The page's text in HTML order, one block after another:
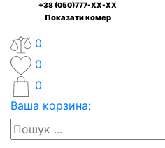
+38 (050)777-XX-XX
Показати номер
0
0
0
Ваша корзина: